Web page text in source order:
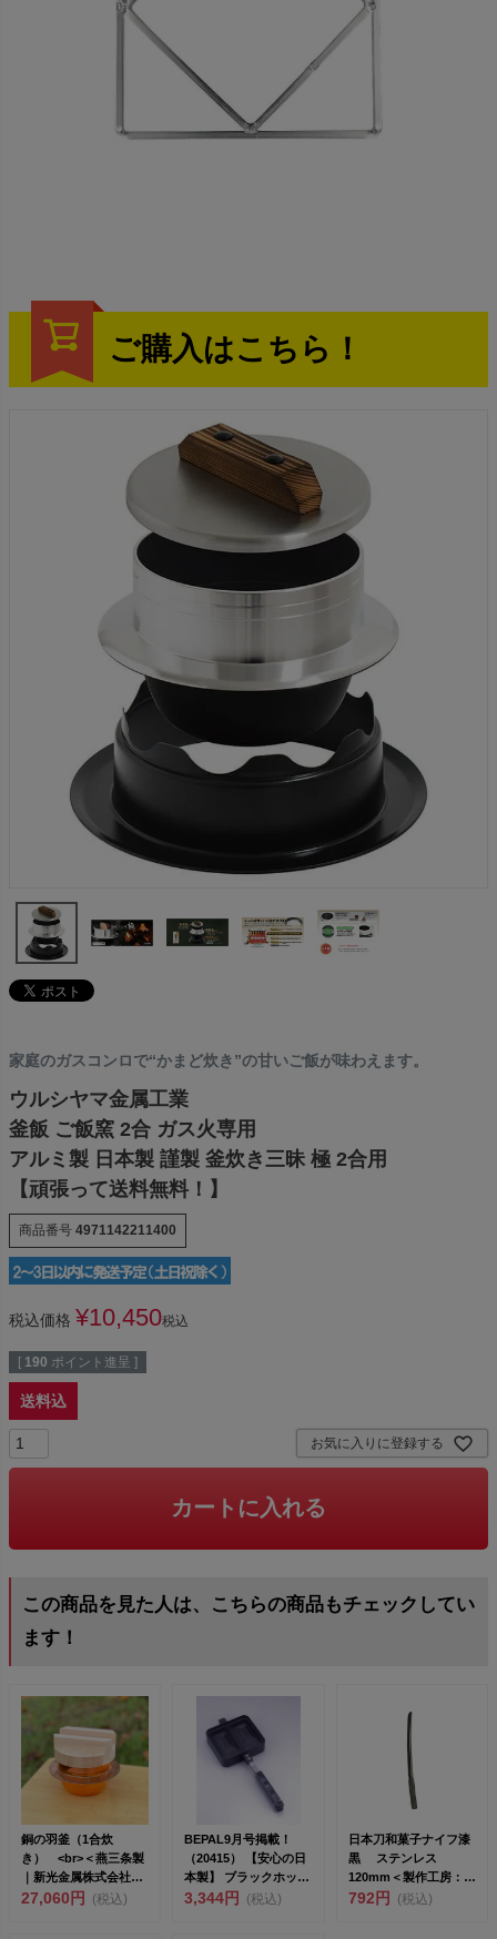
ご購入はこちら！
家庭のガスコンロで“かまど炊き”の甘いご飯が味わえます。
ウルシヤマ金属工業
釜飯 ご飯窯 2合 ガス火専用
アルミ製 日本製 謹製 釜炊き三昧 極 2合用
【頑張って送料無料！】
商品番号 4971142211400
税込価格 ¥10,450税込
[ 190 ポイント進呈 ]
送料込
お気に入りに登録する
カートに入れる
この商品を見た人は、こちらの商品もチェックしてい
ます！
銅の羽釜（1合炊
き） <br>＜燕三条製
｜新光金属株式会社
＞ <b...
27,060円 (税込)
BEPAL9月号掲載！
（20415） 【安心の日
本製】 ブラックホット
サンドメーカー...
3,344円 (税込)
日本刀和菓子ナイフ漆
黒 ステンレス
120mm＜製作工房：武
田＞<br>...
792円 (税込)